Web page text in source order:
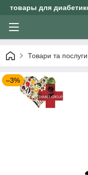
товары для
Товари та послуги
–3%